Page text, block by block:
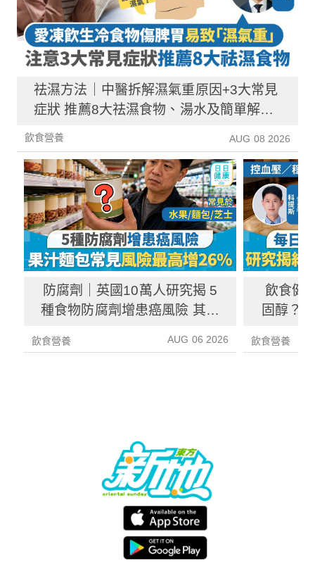
祛濕方法｜中醫拆解濕氣重原因+3大常見
症狀 推薦8大祛濕食物、湯水及簡單解決
方法！
飲食營養 AUG 08 2026
防腐劑｜英國10萬人研究揭 5
種食物防腐劑增患癌風險 其中
飲食營養 AUG 06 2026
飲食健
固醇？
飲食營養